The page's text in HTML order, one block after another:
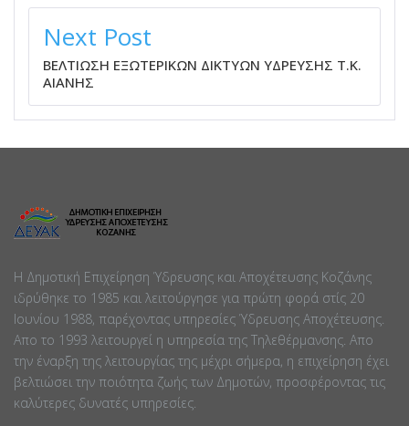
Next Post
ΒΕΛΤΙΩΣΗ ΕΞΩΤΕΡΙΚΩΝ ΔΙΚΤΥΩΝ ΥΔΡΕΥΣΗΣ Τ.Κ.
ΑΙΑΝΗΣ
Η Δημοτική Επιχείρηση Ύδρευσης και Αποχέτευσης Κοζάνης
ιδρύθηκε το 1985 και λειτούργησε για πρώτη φορά στίς 20
Ιουνίου 1988, παρέχοντας υπηρεσίες Ύδρευσης Αποχέτευσης.
Απο το 1993 λειτουργεί η υπηρεσία της Τηλεθέρμανσης. Απο
την έναρξη της λειτουργίας της μέχρι σήμερα, η επιχείρηση έχει
βελτιώσει την ποιότητα ζωής των Δημοτών, προσφέροντας τις
καλύτερες δυνατές υπηρεσίες.